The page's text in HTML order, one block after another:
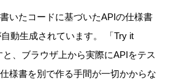
いたコードに基づいたAPIの仕様書
自動生成されています。 「Try it
、ブラウザ上から実際にAPIをテス
様書を別で作る手間が一切かからな